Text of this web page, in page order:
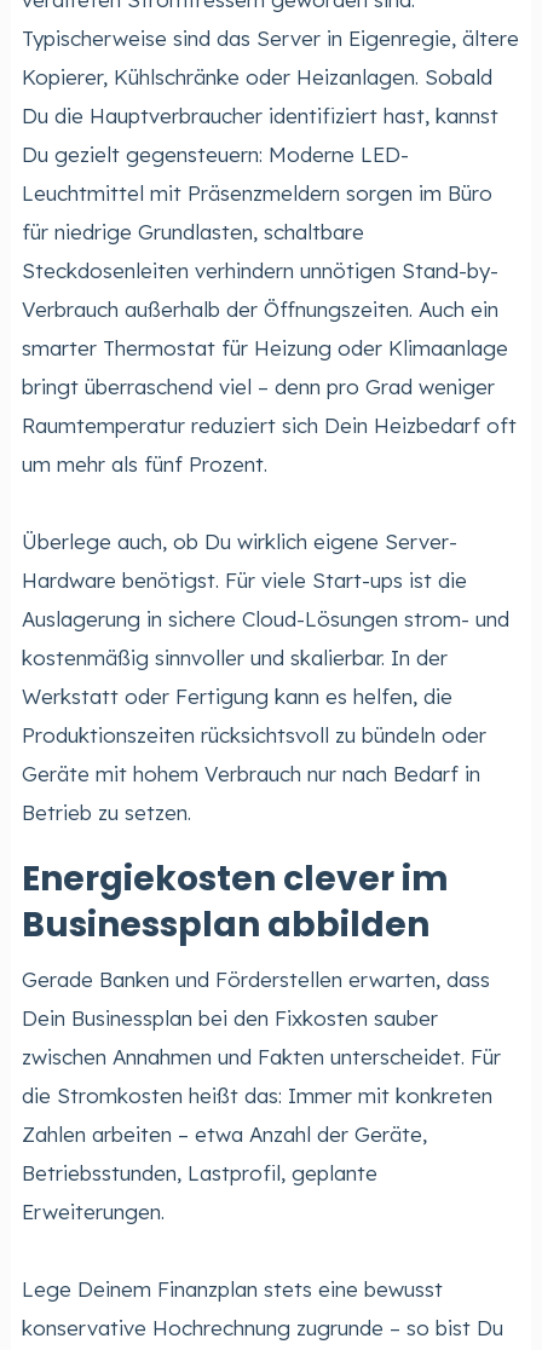
Typischerweise sind das Server in Eigenregie, ältere
Kopierer, Kühlschränke oder Heizanlagen. Sobald
Du die Hauptverbraucher identifiziert hast, kannst
Du gezielt gegensteuern: Moderne LED-
Leuchtmittel mit Präsenzmeldern sorgen im Büro
für niedrige Grundlasten, schaltbare
Steckdosenleiten verhindern unnötigen Stand-by-
Verbrauch außerhalb der Öffnungszeiten. Auch ein
smarter Thermostat für Heizung oder Klimaanlage
bringt überraschend viel – denn pro Grad weniger
Raumtemperatur reduziert sich Dein Heizbedarf oft
um mehr als fünf Prozent.
Überlege auch, ob Du wirklich eigene Server-
Hardware benötigst. Für viele Start-ups ist die
Auslagerung in sichere Cloud-Lösungen strom- und
kostenmäßig sinnvoller und skalierbar. In der
Werkstatt oder Fertigung kann es helfen, die
Produktionszeiten rücksichtsvoll zu bündeln oder
Geräte mit hohem Verbrauch nur nach Bedarf in
Betrieb zu setzen.
Energiekosten clever im
Businessplan abbilden
Gerade Banken und Förderstellen erwarten, dass
Dein Businessplan bei den Fixkosten sauber
zwischen Annahmen und Fakten unterscheidet. Für
die Stromkosten heißt das: Immer mit konkreten
Zahlen arbeiten – etwa Anzahl der Geräte,
Betriebsstunden, Lastprofil, geplante
Erweiterungen.
Lege Deinem Finanzplan stets eine bewusst
konservative Hochrechnung zugrunde – so bist Du